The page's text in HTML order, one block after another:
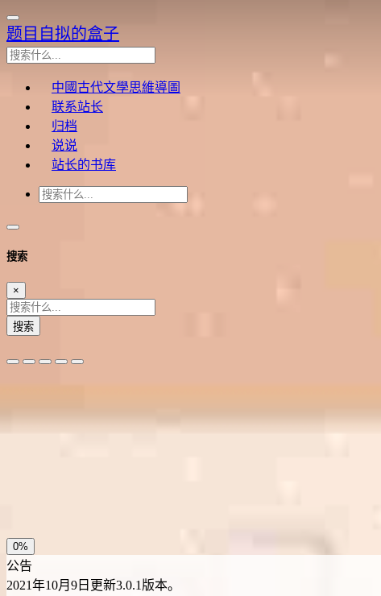
题目自拟的盒子
中國古代文學思維導圖
联系站长
归档
说说
站长的书库
搜索
×
搜索
0%
公告
2021年10月9日更新3.0.1版本。